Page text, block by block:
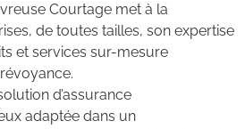
Courtage met à la
de toutes tailles, son expertise
et services sur-mesure
d’assurance
adaptée dans un